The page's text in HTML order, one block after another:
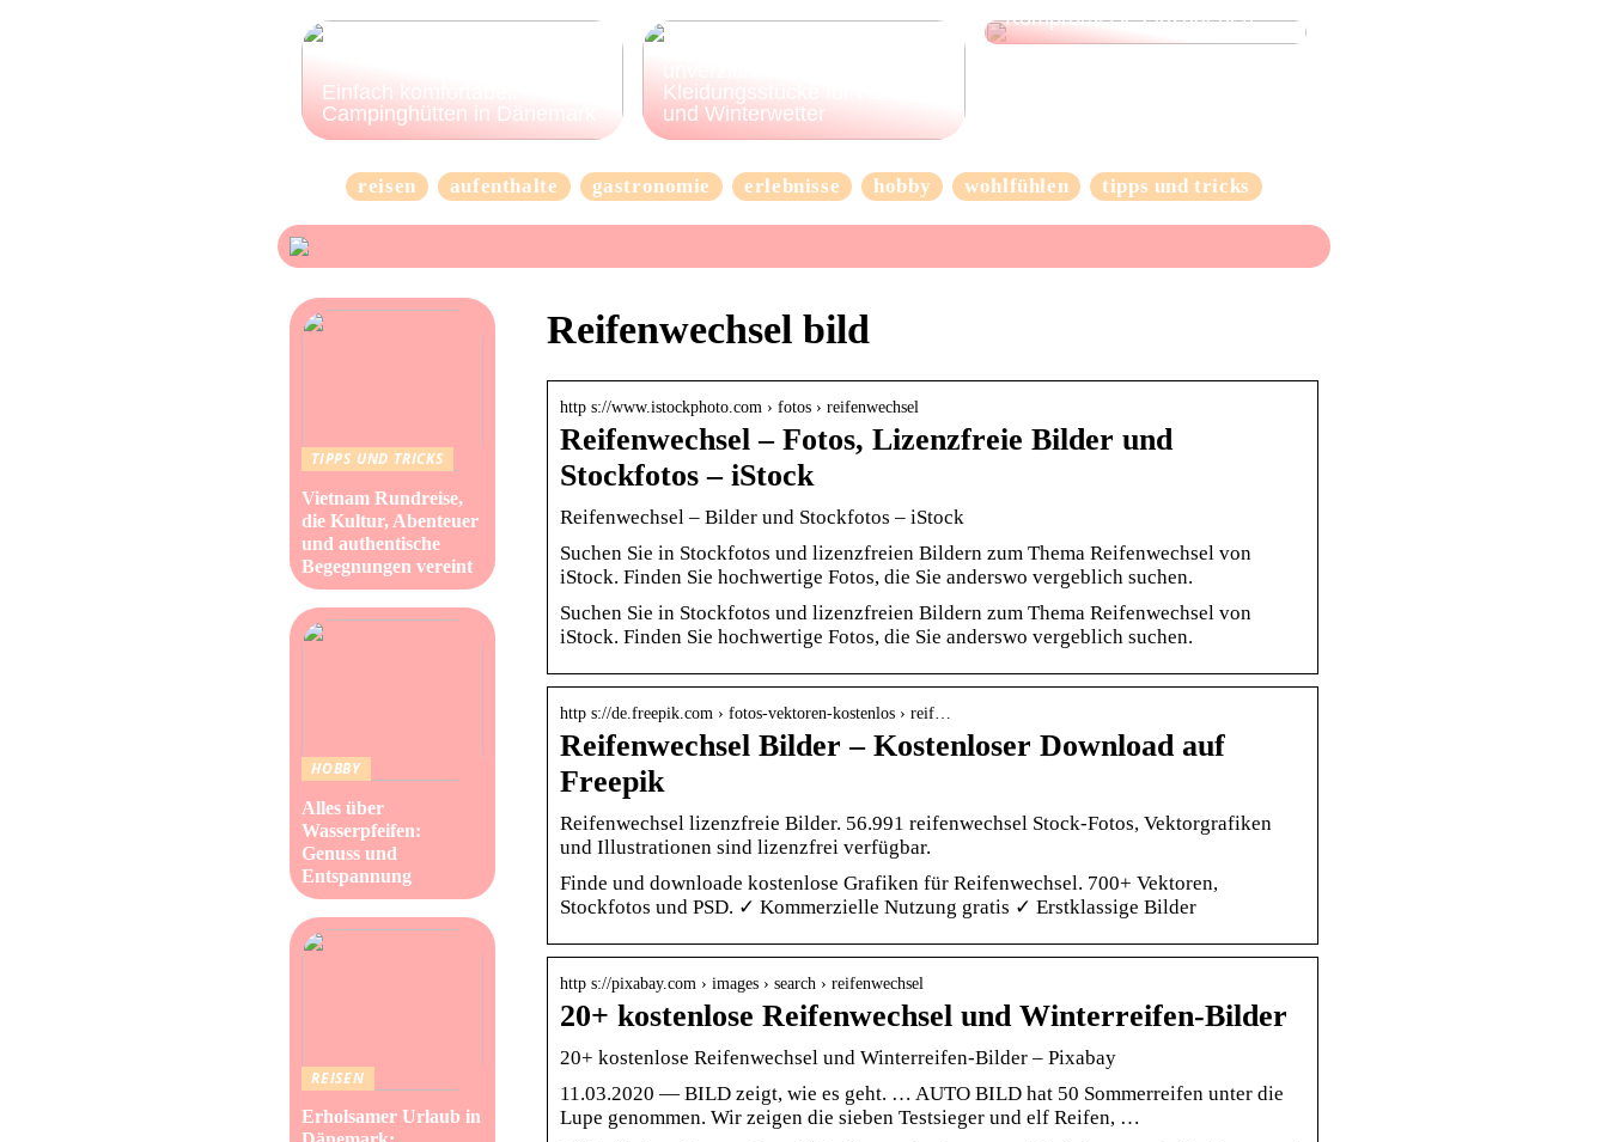
Einfach komfortabel:
Campinghütten in Dänemark
3 Beispiele für
Kleidungsstücke für Herbst-
und Winterwetter
Kompromisse einzugehen
reisen aufenthalte gastronomie erlebnisse hobby wohlfühlen tipps und tricks
Reifenwechsel bild
http s://www.istockphoto.com › fotos › reifenwechsel
Reifenwechsel – Fotos, Lizenzfreie Bilder und
Stockfotos – iStock
Reifenwechsel – Bilder und Stockfotos – iStock
Suchen Sie in Stockfotos und lizenzfreien Bildern zum Thema Reifenwechsel von
iStock. Finden Sie hochwertige Fotos, die Sie anderswo vergeblich suchen.
Suchen Sie in Stockfotos und lizenzfreien Bildern zum Thema Reifenwechsel von
iStock. Finden Sie hochwertige Fotos, die Sie anderswo vergeblich suchen.
http s://de.freepik.com › fotos-vektoren-kostenlos › reif…
Reifenwechsel Bilder – Kostenloser Download auf
Freepik
Reifenwechsel lizenzfreie Bilder. 56.991 reifenwechsel Stock-Fotos, Vektorgrafiken
und Illustrationen sind lizenzfrei verfügbar.
Finde und downloade kostenlose Grafiken für Reifenwechsel. 700+ Vektoren,
Stockfotos und PSD. ✓ Kommerzielle Nutzung gratis ✓ Erstklassige Bilder
http s://pixabay.com › images › search › reifenwechsel
20+ kostenlose Reifenwechsel und Winterreifen-Bilder
20+ kostenlose Reifenwechsel und Winterreifen-Bilder – Pixabay
11.03.2020 — BILD zeigt, wie es geht. … AUTO BILD hat 50 Sommerreifen unter die
Lupe genommen. Wir zeigen die sieben Testsieger und elf Reifen, …
TIPPS UND TRICKS
Vietnam Rundreise,
die Kultur, Abenteuer
und authentische
Begegnungen vereint
HOBBY
Alles über
Wasserpfeifen:
Genuss und
Entspannung
REISEN
Erholsamer Urlaub in